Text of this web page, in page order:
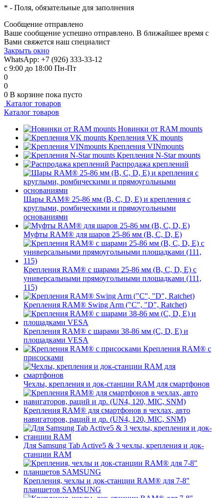
* - Поля, обязательные для заполнения
Сообщение отправлено
Ваше сообщение успешно отправлено. В ближайшее время с
Вами свяжется наш специалист
Закрыть окно
WhatsApp: +7 (926) 333-33-12
с 9:00 до 18:00 Пн-Пт
0
0
0 В корзине пока пусто
Каталог товаров
Каталог товаров
Новинки от RAM mounts
Крепления VK mounts
Крепления VINmounts
Крепления N-Star mounts
Распродажа креплений
Шары RAM® 25-86 мм (B, C, D, E) и крепления с
круглыми, ромбическими и прямоугольными
основаниями
Муфты RAM® для шаров 25-86 мм (B, C, D, E)
Крепления RAM® с шарами 25-86 мм (B, C, D, E) с
универсальными прямоугольными площадками (111,
115)
Крепления RAM® Swing Arm ("C", "D", Ratchet)
Крепления RAM® с шарами 38-86 мм (C, D, E) и
площадками VESA
Крепления RAM® с
присосками
Чехлы, крепления и док-станции RAM для смартфонов
Крепления RAM® для смартфонов в чехлах, авто
навигаторов, раций и др. (UN4, 120, MIC, SNM)
Для Samsung Tab Active5 & 3 чехлы, крепления и док-
станции RAM
Крепления, чехлы и док-станции RAM® для 7-8"
планшетов SAMSUNG